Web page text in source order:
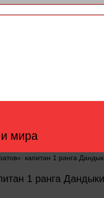
мира
капитан 1 ранга
1 ранга